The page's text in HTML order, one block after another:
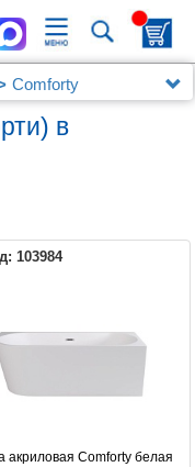
Comforty
в
103984
акриловая Comforty белая